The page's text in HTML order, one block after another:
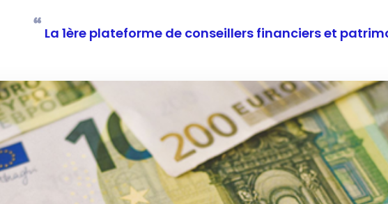
“ La 1ère plateforme de conseillers financiers et